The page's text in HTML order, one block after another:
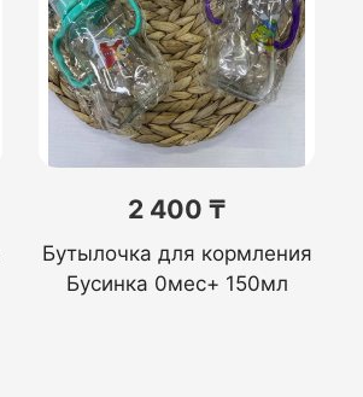
2 400 ₸
Бутылочка для кормления
Бусинка 0мес+ 150мл